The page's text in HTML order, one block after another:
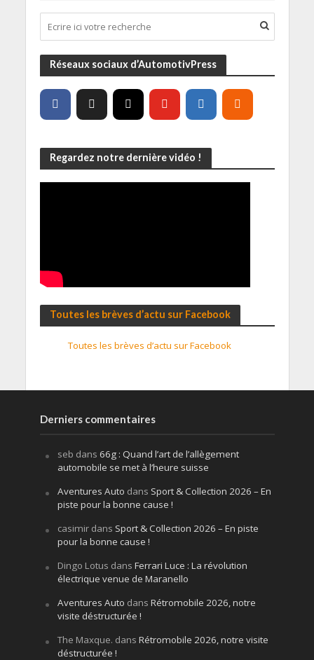
Réseaux sociaux d’AutomotivPress
Regardez notre dernière vidéo !
Toutes les brèves d’actu sur Facebook
Toutes les brèves d’actu sur Facebook
Derniers commentaires
seb dans 66g : Quand l’art de l’allègement
automobile se met à l’heure suisse
Aventures Auto dans Sport & Collection 2026 – En
piste pour la bonne cause !
casimirdans Sport & Collection 2026 – En piste
pour la bonne cause !
Dingo Lotus dans Ferrari Luce : La révolution
électrique venue de Maranello
Aventures Auto dans Rétromobile 2026, notre
visite déstructurée !
The Maxque. dans Rétromobile 2026, notre visite
déstructurée !